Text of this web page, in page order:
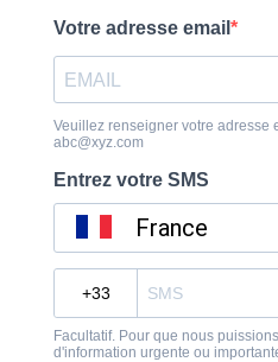
Votre adresse email
Veuillez renseigner votre adresse
abc@xyz.com
Entrez votre SMS
France
Facultatif. Pour que nous
d'information urgente ou